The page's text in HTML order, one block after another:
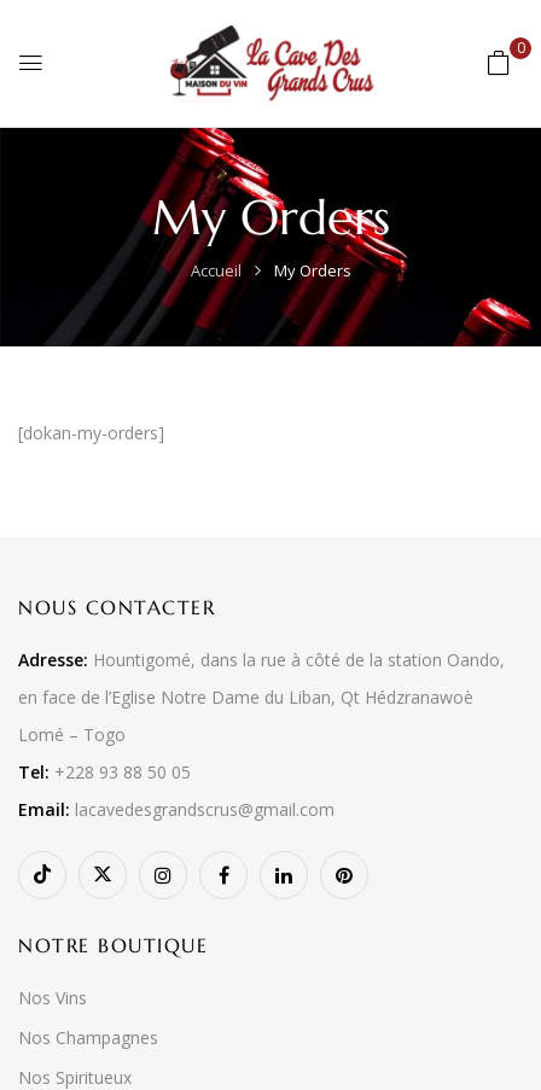
0
My Orders
Accueil My Orders
[dokan-my-orders]
NOUS CONTACTER
Adresse: Hountigomé, dans la rue à côté de la station Oando,
en face de l’Eglise Notre Dame du Liban, Qt Hédzranawoè
Lomé – Togo
Tel: +228 93 88 50 05
Email: lacavedesgrandscrus@gmail.com
NOTRE BOUTIQUE
Nos Vins
Nos Champagnes
Nos Spiritueux